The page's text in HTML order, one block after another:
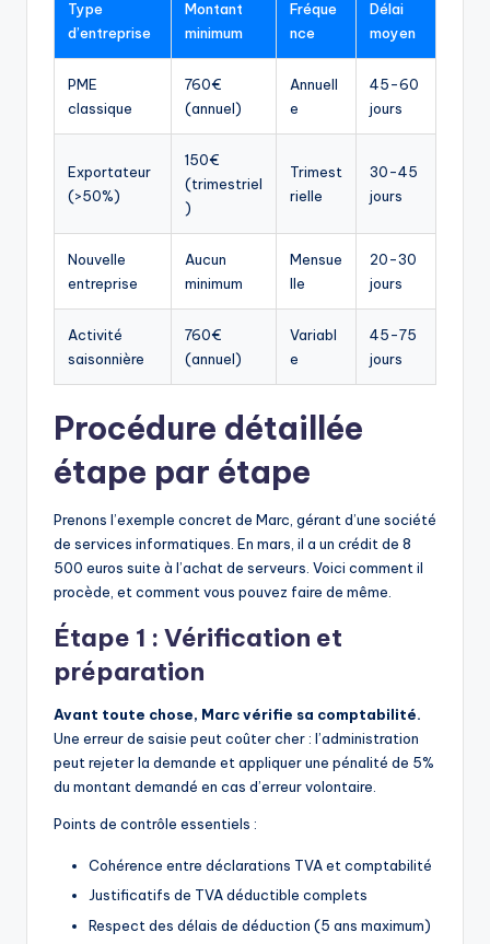
Type
d’entreprise
Montant
minimum
Fréque
nce
Délai
moyen
PME
classique
760€
(annuel)
Annuell
e
45-60
jours
Exportateur
(>50%)
150€
(trimestriel
)
Trimest
rielle
30-45
jours
Nouvelle
entreprise
Aucun
minimum
Mensue
lle
20-30
jours
Activité
saisonnière
760€
(annuel)
Variabl
e
45-75
jours
Procédure détaillée
étape par étape
Prenons l’exemple concret de Marc, gérant d’une société
de services informatiques. En mars, il a un crédit de 8
500 euros suite à l’achat de serveurs. Voici comment il
procède, et comment vous pouvez faire de même.
Étape 1 : Vérification et
préparation
Avant toute chose, Marc vérifie sa comptabilité.
Une erreur de saisie peut coûter cher : l’administration
peut rejeter la demande et appliquer une pénalité de 5%
du montant demandé en cas d’erreur volontaire.
Points de contrôle essentiels :
Cohérence entre déclarations TVA et comptabilité
Justificatifs de TVA déductible complets
Respect des délais de déduction (5 ans maximum)